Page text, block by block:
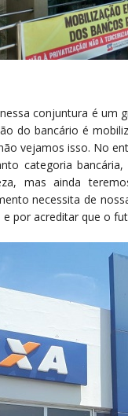
conjuntura é
do bancário é
vejamos isso. No
categoria
mas ainda
necessita de
por acreditar que o